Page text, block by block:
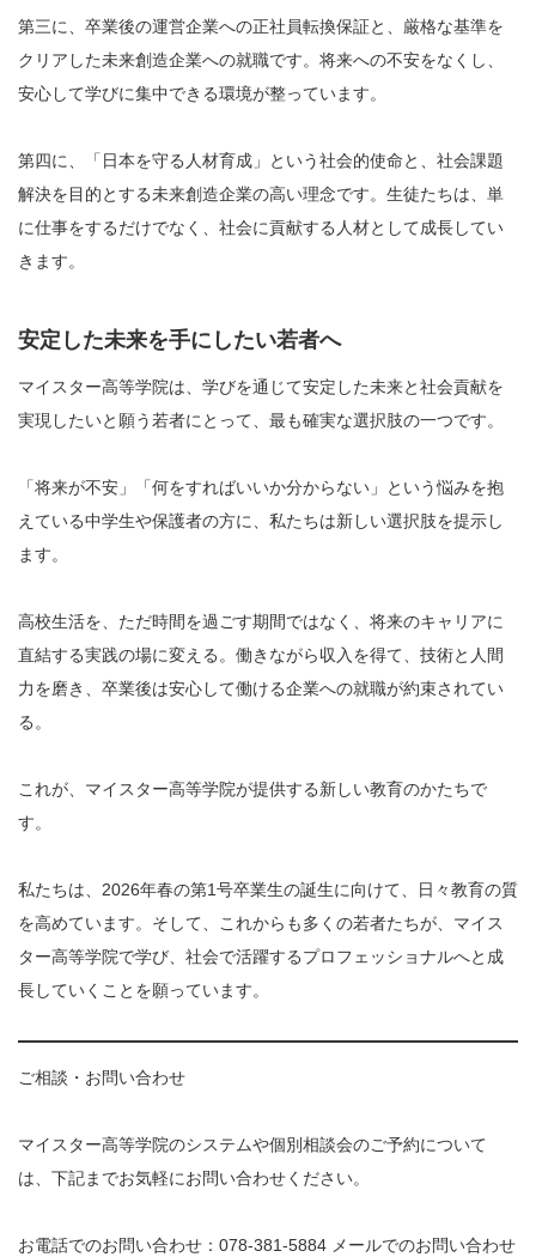
第三に、卒業後の運営企業への正社員転換保証と、厳格な基準を
クリアした未来創造企業への就職です。将来への不安をなくし、
安心して学びに集中できる環境が整っています。
第四に、「日本を守る人材育成」という社会的使命と、社会課題
解決を目的とする未来創造企業の高い理念です。生徒たちは、単
に仕事をするだけでなく、社会に貢献する人材として成長してい
きます。
安定した未来を手にしたい若者へ
マイスター高等学院は、学びを通じて安定した未来と社会貢献を
実現したいと願う若者にとって、最も確実な選択肢の一つです。
「将来が不安」「何をすればいいか分からない」という悩みを抱
えている中学生や保護者の方に、私たちは新しい選択肢を提示し
ます。
高校生活を、ただ時間を過ごす期間ではなく、将来のキャリアに
直結する実践の場に変える。働きながら収入を得て、技術と人間
力を磨き、卒業後は安心して働ける企業への就職が約束されてい
る。
これが、マイスター高等学院が提供する新しい教育のかたちで
す。
私たちは、2026年春の第1号卒業生の誕生に向けて、日々教育の質
を高めています。そして、これからも多くの若者たちが、マイス
ター高等学院で学び、社会で活躍するプロフェッショナルへと成
長していくことを願っています。
ご相談・お問い合わせ
マイスター高等学院のシステムや個別相談会のご予約について
は、下記までお気軽にお問い合わせください。
お電話でのお問い合わせ：078-381-5884 メールでのお問い合わせ